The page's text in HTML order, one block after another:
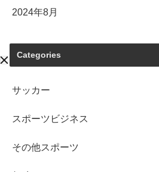
2024年8月
Categories
サッカー
スポーツビジネス
その他スポーツ